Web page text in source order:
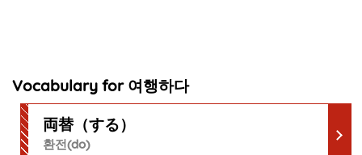
Vocabulary for 여행하다
両替（する）
환전(do)